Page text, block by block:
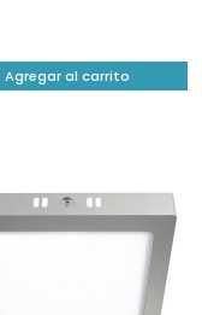
Agregar al carrito